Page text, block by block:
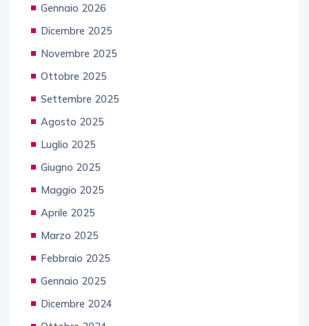
Gennaio 2026
Dicembre 2025
Novembre 2025
Ottobre 2025
Settembre 2025
Agosto 2025
Luglio 2025
Giugno 2025
Maggio 2025
Aprile 2025
Marzo 2025
Febbraio 2025
Gennaio 2025
Dicembre 2024